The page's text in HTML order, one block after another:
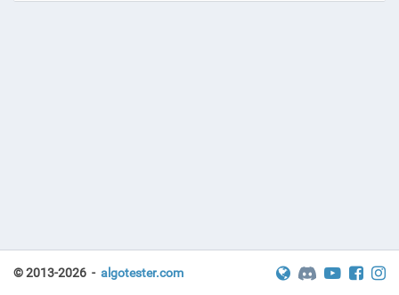
© 2013-2026 - algotester.com